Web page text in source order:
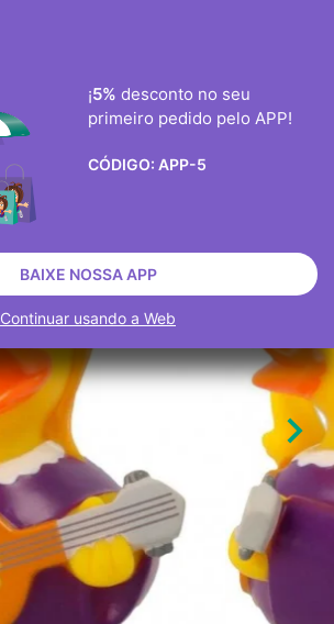


¡5% desconto no seu
primeiro pedido pelo APP!
CÓDIGO: APP-5
BAIXE NOSSA APP
Continuar usando a Web